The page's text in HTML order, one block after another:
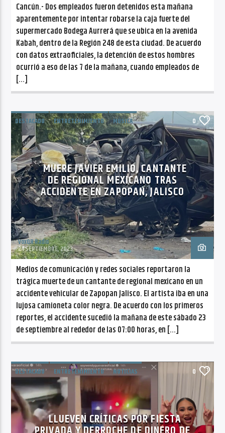
Cancún.- Dos empleados fueron detenidos esta mañana
aparentemente por intentar robarse la caja fuerte del
supermercado Bodega Aurrerá que se ubica en la avenida
Kabah, dentro de la Región 248 de esta ciudad. De acuerdo
con datos extraoficiales, la detención de estos hombres
ocurrió a eso de las 7 de la mañana, cuando empleados de
[…]
DESTACADO ENTRETENIMIENTO
MÚSICA
NACIONALES
NOTICIAS
0
MUERE JAVIER EMILIO, CANTANTE
DE REGIONAL MEXICANO TRAS
ACCIDENTE EN ZAPOPAN, JALISCO
VoxQR Radio
24 SEPTIEMBRE, 2023
Medios de comunicación y redes sociales reportaron la
trágica muerte de un cantante de regional mexicano en un
accidente vehicular de Zapopan Jalisco. El artista iba en una
lujosa camioneta color negra. De acuerdo con los primeros
reportes, el accidente sucedió la mañana de este sábado 23
de septiembre al rededor de las 07:00 horas, en […]
DESTACADO ENTRETENIMIENTO NOTICIAS 0
LLUEVEN CRÍTICAS POR FIESTA